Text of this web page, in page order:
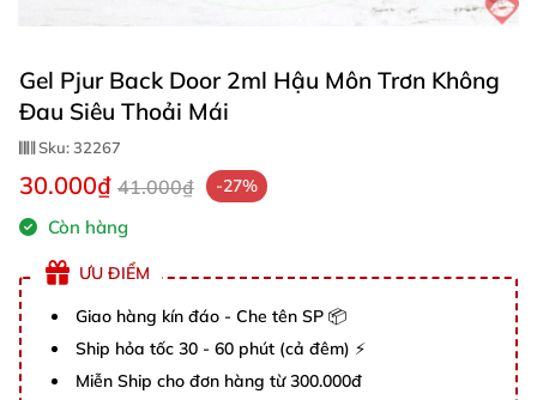
Gel Pjur Back Door 2ml Hậu Môn Trơn Không
Đau Siêu Thoải Mái
Sku:32267
30.000₫ 41.000₫ -27%
Còn hàng
ƯU ĐIỂM
Giao hàng kín đáo - Che tên SP 📦
Ship hỏa tốc 30 - 60 phút (cả đêm) ⚡
Miễn Ship cho đơn hàng từ 300.000đ